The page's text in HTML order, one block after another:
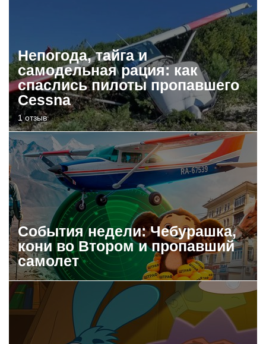
Непогода, тайга и
самодельная рация: как
спаслись пилоты пропавшего
Cessna
1 отзыв
События недели: Чебурашка,
кони во Втором и пропавший
самолет